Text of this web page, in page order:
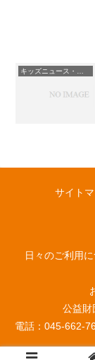
キッズニュース・お知らせ
サイト
日々のご利用
公益財
電話：045-